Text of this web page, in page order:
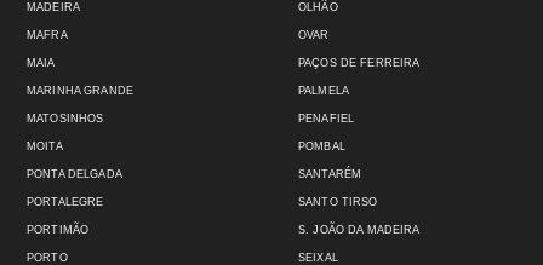
MADEIRA
MAFRA
MAIA
MARINHA GRANDE
MATOSINHOS
MOITA
OLHÃO
OVAR
PAÇOS DE FERREIRA
PALMELA
PENAFIEL
POMBAL
PONTA DELGADA
PORTALEGRE
PORTIMÃO
PORTO
SANTARÉM
SANTO TIRSO
S. JOÃO DA MADEIRA
SEIXAL